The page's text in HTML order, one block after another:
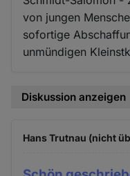
von jungen
sofortige
unmündigen
Diskussion anzeigen
Hans Trutnau (nicht